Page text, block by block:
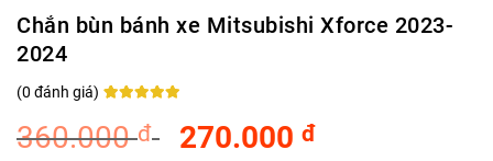
Chắn bùn bánh xe Mitsubishi Xforce 2023-
2024
(0 đánh giá)
5 based on
customer
ratings
360.000đ 270.000đ